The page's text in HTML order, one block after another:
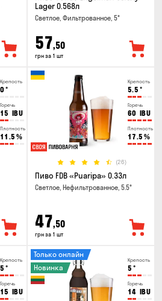
Lager 0.568л
Светлое, Фильтрованное, 5°
57,50
грн за 1 шт
Крепость
0 °
Горечь
15 IBU
Плотность
11.5 %
Крепость
5.5 °
Горечь
60 IBU
Плотность
17.5 %
(26)
Пиво FDB «Puaripa» 0.33л
Светлое, Нефильтрованное, 5.5°
47,50
грн за 1 шт
Крепость
5 °
Горечь
15 IBU
Крепость
5 °
Горечь
14 IBU
Только онлайн
Новинка